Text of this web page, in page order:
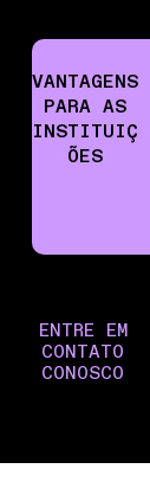
VANTAGENS
PARA AS
INSTITUIÇ
ÕES
ENTRE EM
CONTATO
CONOSCO